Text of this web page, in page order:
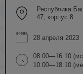
Республика
47, корпус 8
28 апреля 2023
08:00—16:10
10:00—18:10